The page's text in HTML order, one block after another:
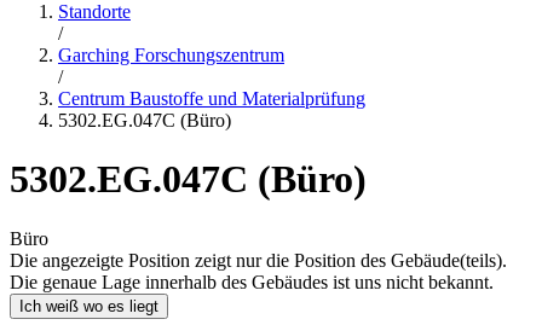
Standorte
/
Garching Forschungszentrum
/
Centrum Baustoffe und Materialprüfung
5302.EG.047C (Büro)
5302.EG.047C (Büro)
Büro
Die angezeigte Position zeigt nur die Position des Gebäude(teils).
Die genaue Lage innerhalb des Gebäudes ist uns nicht bekannt.
Ich weiß wo es liegt